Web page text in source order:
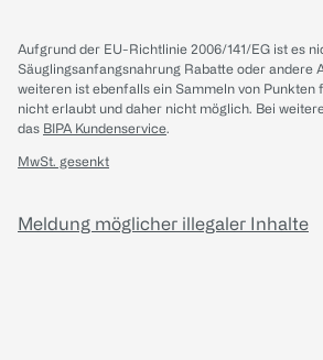
Aufgrund der EU-Richtlinie 2006/141/EG ist es
Säuglingsanfangsnahrung Rabatte oder andere
weiteren ist ebenfalls ein Sammeln von
nicht erlaubt und daher nicht möglich. Bei
das BIPA Kundenservice.
MwSt. gesenkt
Meldung möglicher illegaler Inhalte